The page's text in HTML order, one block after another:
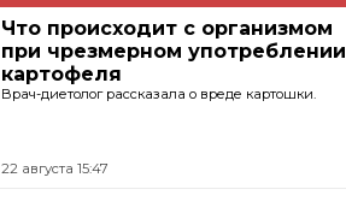
Что происходит с организмом
при чрезмерном употреблении
картофеля
Врач-диетолог рассказала о вреде картошки.
22 августа 15:47